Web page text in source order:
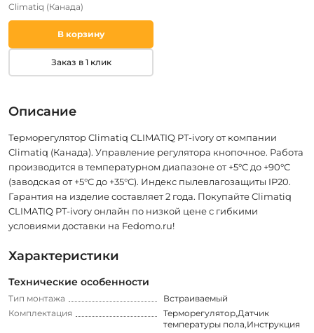
Climatiq (Канада)
В корзину
Заказ в 1 клик
Описание
Терморегулятор Climatiq CLIMATIQ PT-ivory от компании
Climatiq (Канада). Управление регулятора кнопочное. Работа
производится в температурном диапазоне от +5°С до +90°С
(заводская от +5°С до +35°С). Индекс пылевлагозащиты IP20.
Гарантия на изделие составляет 2 года. Покупайте Climatiq
CLIMATIQ PT-ivory онлайн по низкой цене с гибкими
условиями доставки на Fedomo.ru!
Характеристики
Технические особенности
Тип монтажа
Встраиваемый
Комплектация
Терморегулятор,Датчик
температуры пола,Инструкция